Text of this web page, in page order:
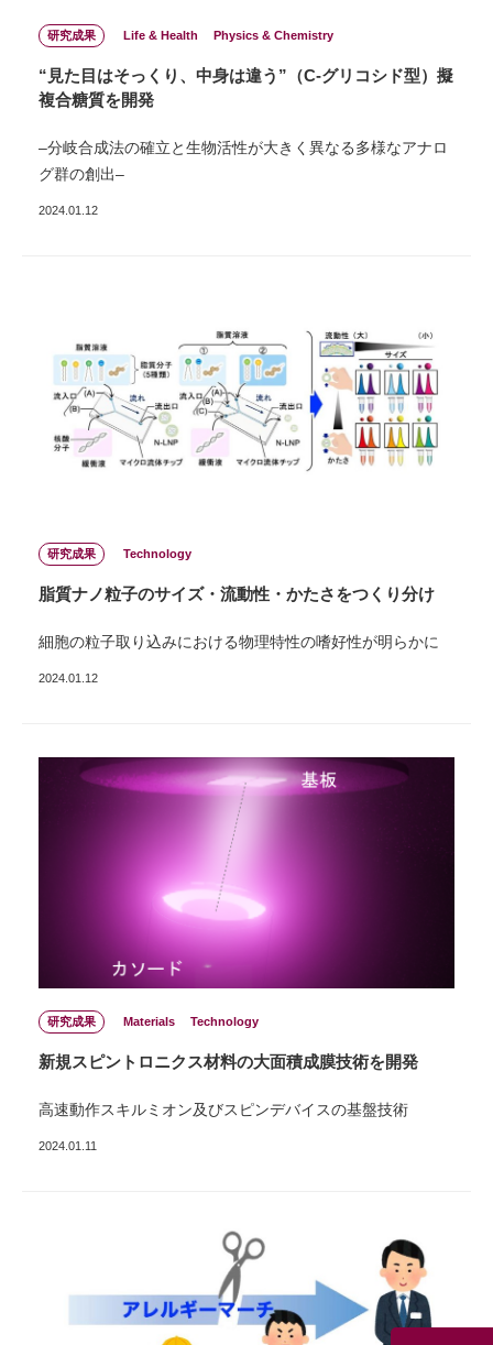
研究成果 Life & Health Physics & Chemistry
“⾒た⽬はそっくり、中⾝は違う”（C-グリコシド型）擬
複合糖質を開発
‒分岐合成法の確⽴と⽣物活性が⼤きく異なる多様なアナロ
グ群の創出‒
2024.01.12
研究成果 Technology
脂質ナノ粒子のサイズ・流動性・かたさをつくり分け
細胞の粒子取り込みにおける物理特性の嗜好性が明らかに
2024.01.12
研究成果 Materials Technology
新規スピントロニクス材料の⼤⾯積成膜技術を開発
⾼速動作スキルミオン及びスピンデバイスの基盤技術
2024.01.11